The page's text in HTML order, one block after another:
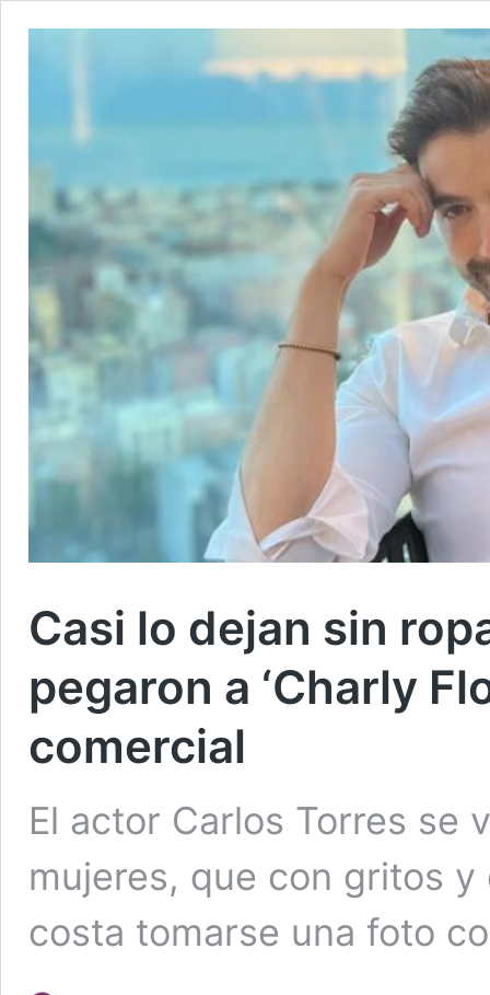
Casi lo dejan sin
pegaron a ‘Charly
comercial
El actor Carlos Torres se
mujeres, que con gritos
costa tomarse una foto